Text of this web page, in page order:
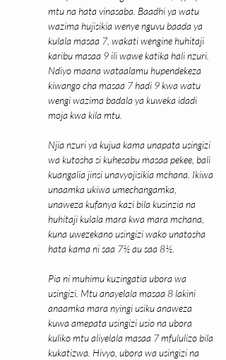
mtu na hata vinasaba. Baadhi ya watu
wazima hujisikia wenye nguvu baada ya
kulala masaa 7, wakati wengine huhitaji
karibu masaa 9 ili wawe katika hali nzuri.
Ndiyo maana wataalamu hupendekeza
kiwango cha masaa 7 hadi 9 kwa watu
wengi wazima badala ya kuweka idadi
moja kwa kila mtu.
Njia nzuri ya kujua kama unapata usingizi
wa kutosha si kuhesabu masaa pekee, bali
kuangalia jinsi unavyojisikia mchana. Ikiwa
unaamka ukiwa umechangamka,
unaweza kufanya kazi bila kusinzia na
huhitaji kulala mara kwa mara mchana,
kuna uwezekano usingizi wako unatosha
hata kama ni saa 7½ au saa 8½.
Pia ni muhimu kuzingatia ubora wa
usingizi. Mtu anayelala masaa 8 lakini
anaamka mara nyingi usiku anaweza
kuwa amepata usingizi usio na ubora
kuliko mtu aliyelala masaa 7 mfululizo bila
kukatizwa. Hivyo, ubora wa usingizi na